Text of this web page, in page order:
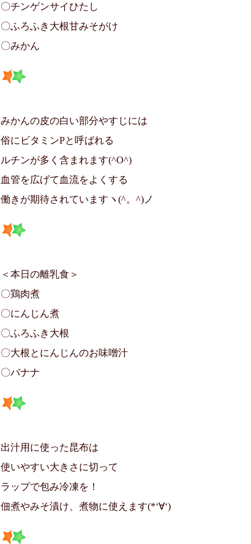
〇チンゲンサイひたし
〇ふろふき大根甘みそがけ
〇みかん
みかんの皮の白い部分やすじには
俗にビタミンPと呼ばれる
ルチンが多く含まれます(^O^)
血管を広げて血流をよくする
働きが期待されていますヽ(^。^)ノ
＜本日の離乳食＞
〇鶏肉煮
〇にんじん煮
〇ふろふき大根
〇大根とにんじんのお味噌汁
〇バナナ
出汁用に使った昆布は
使いやすい大きさに切って
ラップで包み冷凍を！
佃煮やみそ漬け、煮物に使えます(*‘∀‘)